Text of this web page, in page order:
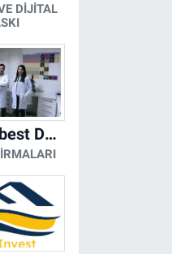
DIJITAL
Asya Asbest Danışmanlık - Asbest Söküm ve Asbest Raporu